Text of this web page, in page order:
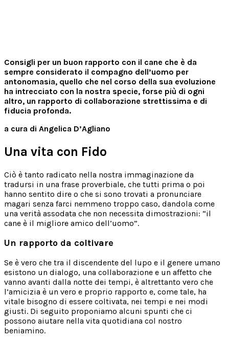
Consigli per un buon rapporto con il cane che è da
sempre considerato il compagno dell’uomo per
antonomasia, quello che nel corso della sua evoluzione
ha intrecciato con la nostra specie, forse più di ogni
altro, un rapporto di collaborazione strettissima e di
fiducia profonda.
a cura di Angelica D’Agliano
Una vita con Fido
Ciò è tanto radicato nella nostra immaginazione da
tradursi in una frase proverbiale, che tutti prima o poi
hanno sentito dire o che si sono trovati a pronunciare
magari senza farci nemmeno troppo caso, dandola come
una verità assodata che non necessita dimostrazioni: “il
cane è il migliore amico dell’uomo”.
Un rapporto da coltivare
Se è vero che tra il discendente del lupo e il genere umano
esistono un dialogo, una collaborazione e un affetto che
vanno avanti dalla notte dei tempi, è altrettanto vero che
l’amicizia è un vero e proprio rapporto e, come tale, ha
vitale bisogno di essere coltivata, nei tempi e nei modi
giusti. Di seguito proponiamo alcuni spunti che ci
possono aiutare nella vita quotidiana col nostro
beniamino.